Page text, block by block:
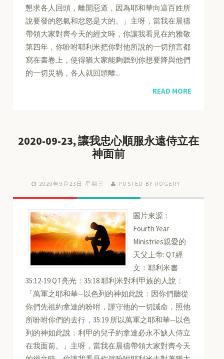
懇求各人回頭，離開惡道，因為耶和華向這百姓所
說要發的怒氣和忿怒是大的。」主呀，當我在晨禱
帶領大家對齊今天的經文時，你讓我看見在約雅敬
第四年，你吩咐耶利米把你對他所說的一切預言都
寫在書卷上，使得猶大家能夠聽到你想要降與他們
的一切災禍，各人就回頭離...
READ MORE
2020-09-23, 讓我忠心順服永遠侍立在
神面前
2020年9月23日 星期三 POSTED BY ROGERY
圖片來源：
Fourth Year
Ministries親愛的
天父上帝: QT經
文：耶利米書
35:12-19 QT亮光：35:18 耶利米對利甲族的人說：
「萬軍之耶和華─以色列的神如此說：因你們聽從
你們先祖約拿達的吩咐，謹守他的一切誡命，照他
所吩咐你們的去行，35:19 所以萬軍之耶和華─以色
列的神如此說：利甲的兒子約拿達必永不缺人侍立
在我面前。」主呀，當我在晨禱帶領大家對齊今天